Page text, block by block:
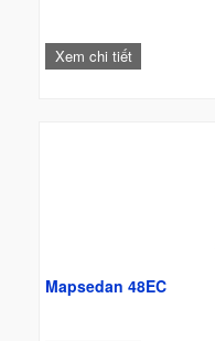
Xem chi tiết
Mapsedan 48EC